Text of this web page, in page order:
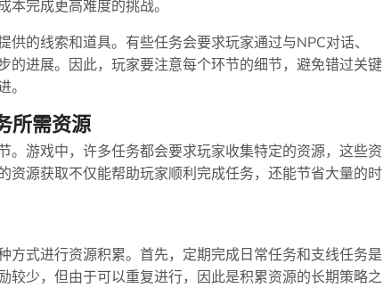
完成更高难度的挑战。
的线索和道具。有些任务会要求玩家通过与NPC对话、
的进展。因此，玩家要注意每个环节的细节，避免错过关键
所需资源
。游戏中，许多任务都会要求玩家收集特定的资源，这些资
资源获取不仅能帮助玩家顺利完成任务，还能节省大量的时
方式进行资源积累。首先，定期完成日常任务和支线任务是
较少，但由于可以重复进行，因此是积累资源的长期策略之